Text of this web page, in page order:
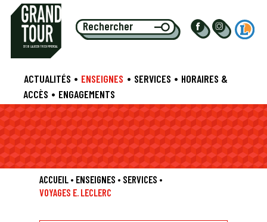
STE EU LALIE CENTRE COMMERCIAL
ACTUALITÉS • ENSEIGNES • SERVICES • HORAIRES &
ACCÈS • ENGAGEMENTS
ACCUEIL• ENSEIGNES • SERVICES •
VOYAGES E. LECLERC